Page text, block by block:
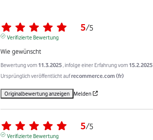
5/5
Verifizierte Bewertung
Wie gewünscht
Bewertung vom 11.3.2025 , infolge einer Erfahrung vom 15.2.2025
Ursprünglich veröffentlicht aufrecommerce.com (fr)
Originalbewertung anzeigen Melden
5/5
Verifizierte Bewertung